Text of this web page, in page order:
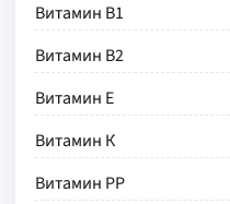
Витамин В1
Витамин В2
Витамин Е
Витамин К
Витамин РР